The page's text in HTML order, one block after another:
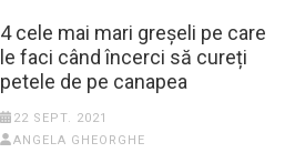
4 cele mai mari greșeli pe care
le faci când încerci să cureți
petele de pe canapea
22 SEPT. 2021
ANGELA GHEORGHE